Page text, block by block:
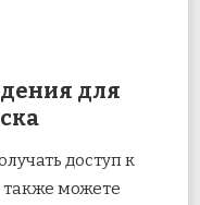
для
доступ к
можете